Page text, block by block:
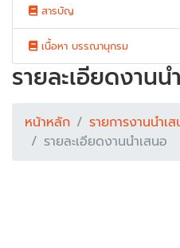
สารบัญ
เนื้อหา บรรณานุกรม
รายละเอียดงานน
หน้าหลัก
รายการงานนำเ
รายละเอียดงานนำเสนอ